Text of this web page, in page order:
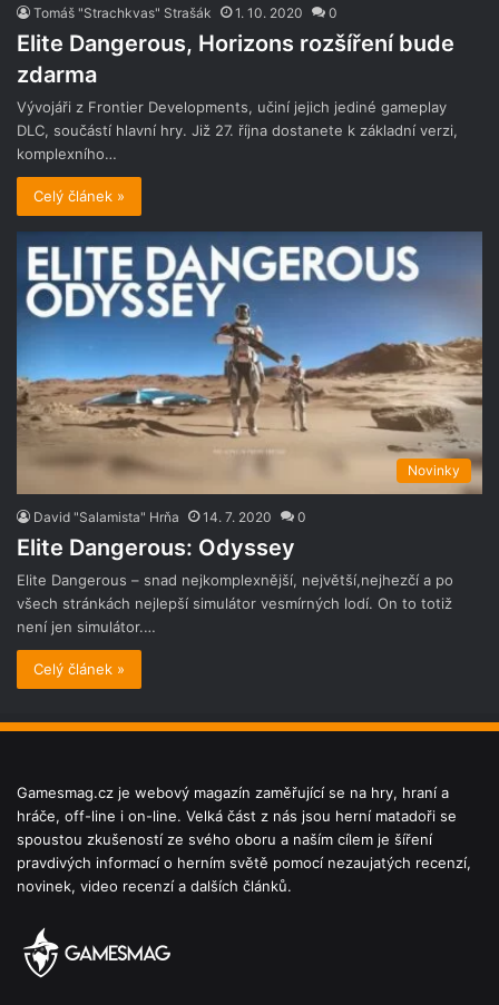
Tomáš "Strachkvas" Strašák 1. 10. 2020 0
Elite Dangerous, Horizons rozšíření bude
zdarma
Vývojáři z Frontier Developments, učiní jejich jediné gameplay
DLC, součástí hlavní hry. Již 27. října dostanete k základní verzi,
komplexního…
Celý článek »
Novinky
David "Salamista" Hrňa 14. 7. 2020 0
Elite Dangerous: Odyssey
Elite Dangerous – snad nejkomplexnější, největší,nejhezčí a po
všech stránkách nejlepší simulátor vesmírných lodí. On to totiž
není jen simulátor.…
Celý článek »
Gamesmag.cz je webový magazín zaměřující se na hry, hraní a
hráče, off-line i on-line. Velká část z nás jsou herní matadoři se
spoustou zkušeností ze svého oboru a naším cílem je šíření
pravdivých informací o herním světě pomocí nezaujatých recenzí,
novinek, video recenzí a dalších článků.